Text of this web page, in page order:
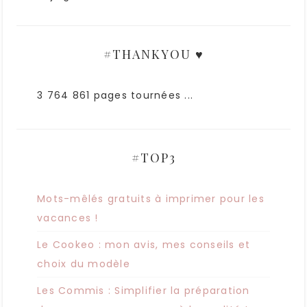
#THANKYOU ♥
3 764 861 pages tournées ...
#TOP3
Mots-mêlés gratuits à imprimer pour les
vacances !
Le Cookeo : mon avis, mes conseils et
choix du modèle
Les Commis : Simplifier la préparation